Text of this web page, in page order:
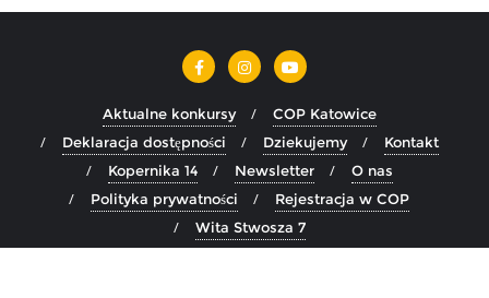
Aktualne konkursy
COP Katowice
Deklaracja dostępności
Dziekujemy
Kontakt
Kopernika 14
Newsletter
O nas
Polityka prywatności
Rejestracja w COP
Wita Stwosza 7